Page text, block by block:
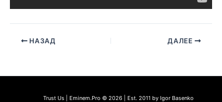
НАЗАД ДАЛЕЕ
Trust Us | Eminem.Pro © 2026 | Est. 2011 by Igor Basenko